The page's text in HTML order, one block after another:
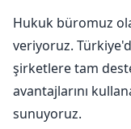
Hukuk büromuz
veriyoruz.
şirketlere tam
avantajlarını
sunuyoruz.